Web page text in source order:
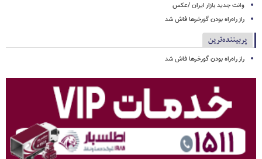
وانت جدید بازار ایران /عکس
راز راه‌راه بودن گورخرها فاش شد
پربیننده‌ترین
راز راه‌راه بودن گورخرها فاش شد